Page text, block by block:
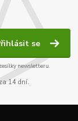
se
newsletteru.
14 dní.